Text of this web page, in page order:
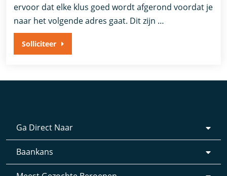
ervoor dat elke klus goed wordt afgerond voordat je
naar het volgende adres gaat. Dit zijn …
Solliciteer
Ga Direct Naar
Baankans